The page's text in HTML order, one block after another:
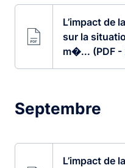
L’impact de
sur la
m�... (PDF -
Septembre
L’impact de